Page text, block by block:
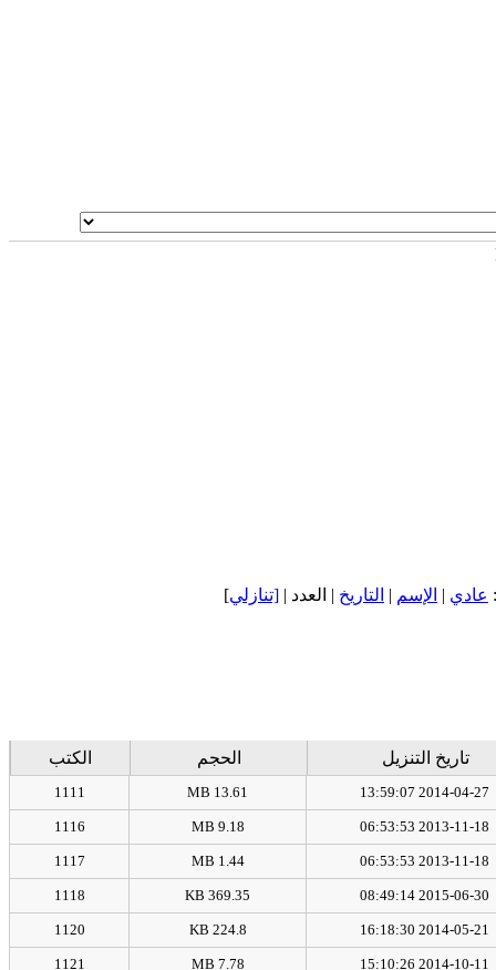
عادي | الإسم | التاريخ | العدد | [تنازلي]
تاريخ التنزيل الحجم الكتب
2014-04-27 13:59:07
13.61 MB
1111
2013-11-18 06:53:53
9.18 MB
1116
2013-11-18 06:53:53
1.44 MB
1117
2015-06-30 08:49:14
369.35 KB
1118
2014-05-21 16:18:30
224.8 KB
1120
2014-10-11 15:10:26
7.78 MB
1121